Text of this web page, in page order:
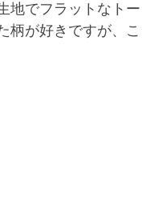
地でフラットなト
柄が好きですが、